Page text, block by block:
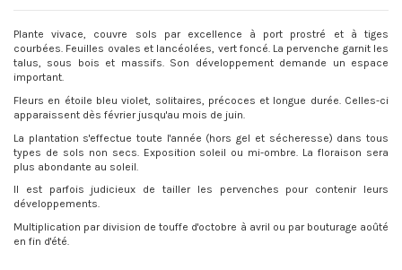
Plante vivace, couvre sols par excellence à port prostré et à tiges
courbées. Feuilles ovales et lancéolées, vert foncé. La pervenche garnit les
talus, sous bois et massifs. Son développement demande un espace
important.
Fleurs en étoile bleu violet, solitaires, précoces et longue durée. Celles-ci
apparaissent dès février jusqu'au mois de juin.
La plantation s'effectue toute l'année (hors gel et sécheresse) dans tous
types de sols non secs. Exposition soleil ou mi-ombre. La floraison sera
plus abondante au soleil.
Il est parfois judicieux de tailler les pervenches pour contenir leurs
développements.
Multiplication par division de touffe d'octobre à avril ou par bouturage aoûté
en fin d'été.